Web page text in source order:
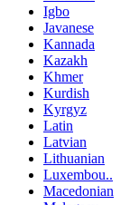
Igbo
Javanese
Kannada
Kazakh
Khmer
Kurdish
Kyrgyz
Latin
Latvian
Lithuanian
Luxembou..
Macedonian